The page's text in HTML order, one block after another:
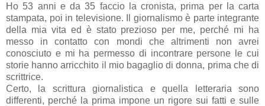
Ho 53 anni e da 35 faccio la cronista, prima per la carta
stampata, poi in televisione. Il giornalismo è parte integrante
della mia vita ed è stato prezioso per me, perché mi ha
messo in contatto con mondi che altrimenti non avrei
conosciuto e mi ha permesso di incontrare persone le cui
storie hanno arricchito il mio bagaglio di donna, prima che di
scrittrice.
Certo, la scrittura giornalistica e quella letteraria sono
differenti, perché la prima impone un rigore sui fatti e sulle